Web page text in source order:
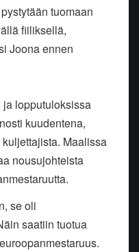
tuomaan
fiiliksellä,
Joona ennen
lopputuloksissa
kuudentena,
Maalissa
nousujohteista
se oli
saatiin tuotua